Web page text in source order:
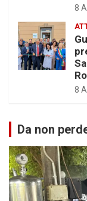
8
8
Da non